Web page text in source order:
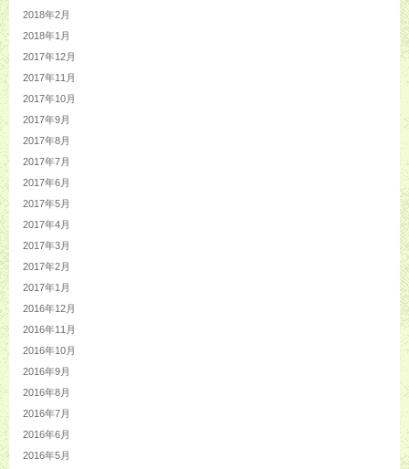
2018年2月
2018年1月
2017年12月
2017年11月
2017年10月
2017年9月
2017年8月
2017年7月
2017年6月
2017年5月
2017年4月
2017年3月
2017年2月
2017年1月
2016年12月
2016年11月
2016年10月
2016年9月
2016年8月
2016年7月
2016年6月
2016年5月